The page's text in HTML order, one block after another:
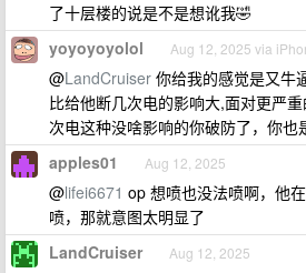
了十层楼的说是不是想讹我🤣
yoyoyoyolol Aug 12, 2025 via
@LandCruiser 你给我的感觉是又牛
比给他断几次电的影响大,面对更严
次电这种没啥影响的你破防了，你也
apples01 Aug 12, 2025
@lifei6671 op 想喷也没法喷啊，他
喷，那就意图太明显了
LandCruiser Aug 12, 2025